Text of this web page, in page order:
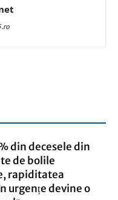
din decesele din
de bolile
rapiditatea
urgențe devine o